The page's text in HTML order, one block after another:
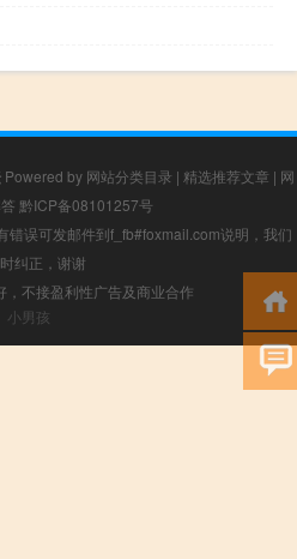
Powered by 网站分类目录 | 精选推荐文章 | 网
黔ICP备08101257号
错误可发邮件到f_fb#foxmail.com说明，我们
纠正，谢谢
，不接盈利性广告及商业合作
小男孩